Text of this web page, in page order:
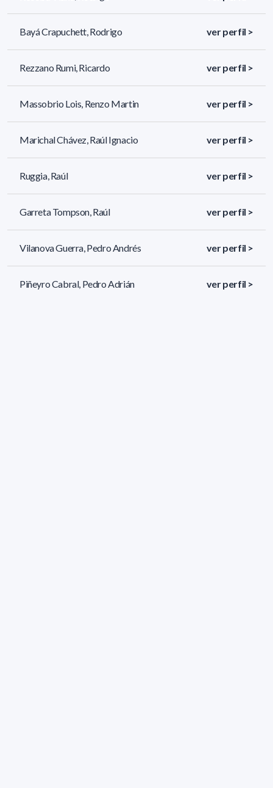
Bayá Crapuchett, Rodrigo ver perfil >
Rezzano Rumi, Ricardo ver perfil >
Massobrio Lois, Renzo Martin ver perfil >
Marichal Chávez, Raúl Ignacio ver perfil >
Ruggia, Raúl ver perfil >
Garreta Tompson, Raúl ver perfil >
Vilanova Guerra, Pedro Andrés ver perfil >
Piñeyro Cabral, Pedro Adrián ver perfil >